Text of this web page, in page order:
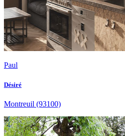
Paul
Désiré
Montreuil (93100)